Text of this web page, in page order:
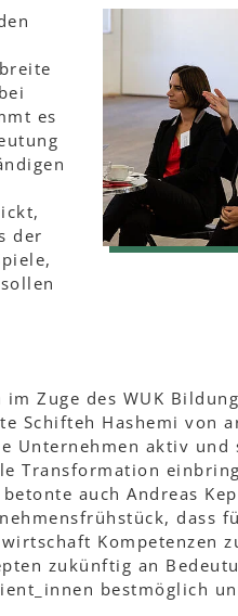
es
der
im Zuge des WUK
Schifteh Hashemi von
Unternehmen aktiv und
Transformation
betonte auch Andreas
dass
Kompetenzen
zukünftig an
bestmöglich